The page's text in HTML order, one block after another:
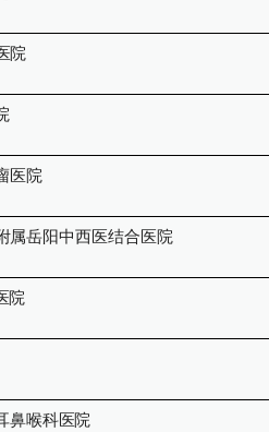
院
医院
属岳阳中西医结合医院
院
鼻喉科医院